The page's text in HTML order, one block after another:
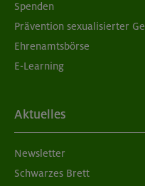
Spenden
Prävention sexualisierter
Ehrenamtsbörse
E-Learning
Aktuelles
Newsletter
Schwarzes Brett